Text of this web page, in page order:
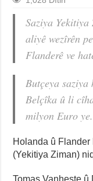
Saziya Yekitiya
aliyê wezîrên
Flanderê ve
Butçeya
Belçîka û li
milyon Euro ye.
Holanda û
(Yekitiya Ziman)